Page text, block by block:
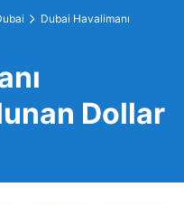
Dubai Havalimanı
Dollar